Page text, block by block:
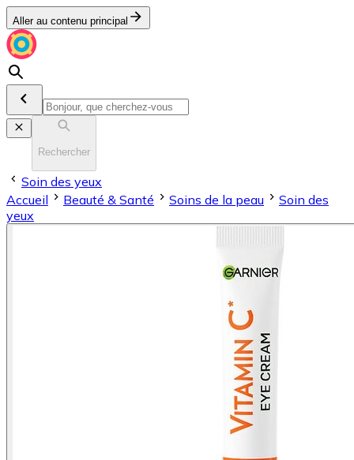
Aller au contenu principal
Rechercher
Soin des yeux
Accueil
Beauté & Santé Soins de la peau
Soin des
yeux